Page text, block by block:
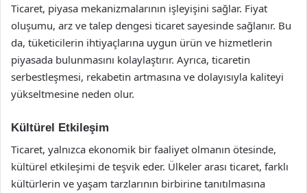
Ticaret, piyasa mekanizmalarının işleyişini sağlar. Fiyat
oluşumu, arz ve talep dengesi ticaret sayesinde sağlanır. Bu
da, tüketicilerin ihtiyaçlarına uygun ürün ve hizmetlerin
piyasada bulunmasını kolaylaştırır. Ayrıca, ticaretin
serbestleşmesi, rekabetin artmasına ve dolayısıyla kaliteyi
yükseltmesine neden olur.
Kültürel Etkileşim
Ticaret, yalnızca ekonomik bir faaliyet olmanın ötesinde,
kültürel etkileşimi de teşvik eder. Ülkeler arası ticaret, farklı
kültürlerin ve yaşam tarzlarının birbirine tanıtılmasına